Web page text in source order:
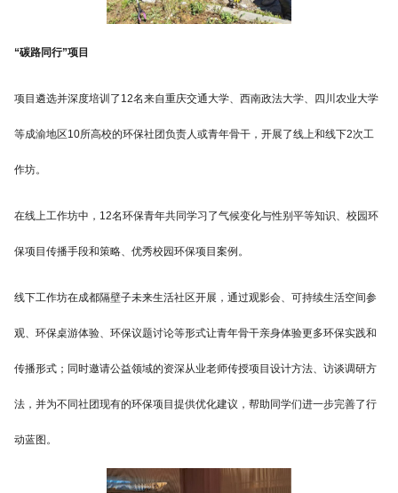
“碳路同行”项目
项目遴选并深度培训了12名来自重庆交通大学、西南政法大学、四川农业大学
等成渝地区10所高校的环保社团负责人或青年骨干，开展了线上和线下2次工
作坊。
在线上工作坊中，12名环保青年共同学习了气候变化与性别平等知识、校园环
保项目传播手段和策略、优秀校园环保项目案例。
线下工作坊在成都隔壁子未来生活社区开展，通过观影会、可持续生活空间参
观、环保桌游体验、环保议题讨论等形式让青年骨干亲身体验更多环保实践和
传播形式；同时邀请公益领域的资深从业老师传授项目设计方法、访谈调研方
法，并为不同社团现有的环保项目提供优化建议，帮助同学们进一步完善了行
动蓝图。